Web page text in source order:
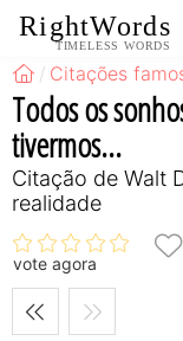
RightWords
TIMELESS WORDS
Citações
Todos os
tivermos...
Citação de Walt
realidade
vote agora